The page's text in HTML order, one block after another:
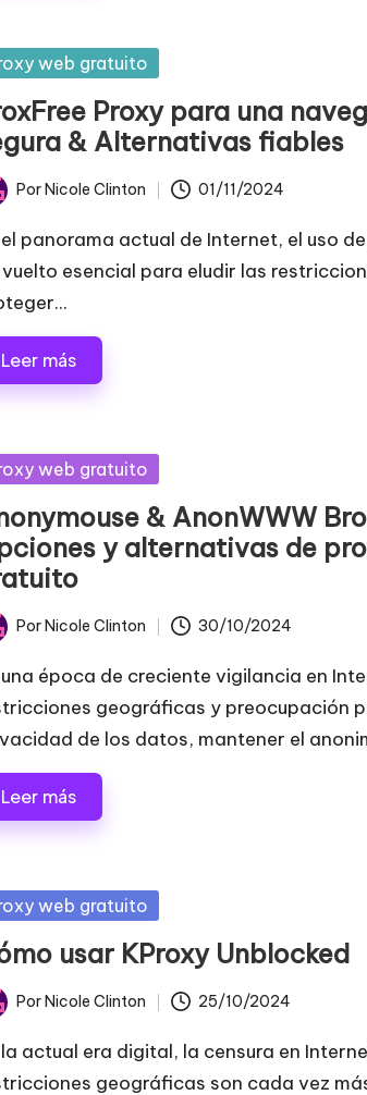
web gratuito
Proxy para una
& Alternativas fiables
Por Nicole Clinton 01/11/2024
el panorama actual de Internet, el uso
esencial para eludir las
Leer más
web gratuito
& AnonWWW
y alternativas de
Por Nicole Clinton 30/10/2024
una época de creciente vigilancia en
geográficas y preocupación
de los datos, mantener el
Leer más
web gratuito
usar KProxy Unblocked
Por Nicole Clinton 25/10/2024
la actual era digital, la censura en
geográficas son cada vez